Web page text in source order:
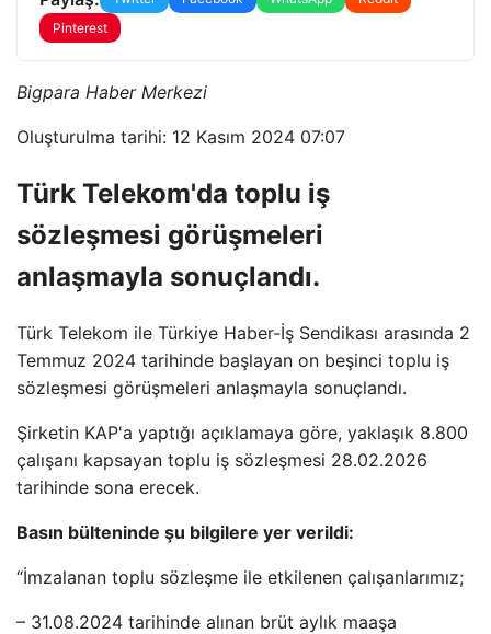
Pinterest
Bigpara Haber Merkezi
Oluşturulma tarihi: 12 Kasım 2024 07:07
Türk Telekom'da toplu iş
sözleşmesi görüşmeleri
anlaşmayla sonuçlandı.
Türk Telekom ile Türkiye Haber-İş Sendikası arasında 2
Temmuz 2024 tarihinde başlayan on beşinci toplu iş
sözleşmesi görüşmeleri anlaşmayla sonuçlandı.
Şirketin KAP'a yaptığı açıklamaya göre, yaklaşık 8.800
çalışanı kapsayan toplu iş sözleşmesi 28.02.2026
tarihinde sona erecek.
Basın bülteninde şu bilgilere yer verildi:
“İmzalanan toplu sözleşme ile etkilenen çalışanlarımız;
– 31.08.2024 tarihinde alınan brüt aylık maaşa